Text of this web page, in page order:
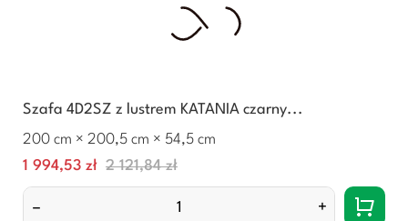
Szafa 4D2SZ z lustrem KATANIA czarny...
200 cm × 200,5 cm × 54,5 cm
Cena
1 994,53 zł Normalna
cena
2 121,84 zł
– +